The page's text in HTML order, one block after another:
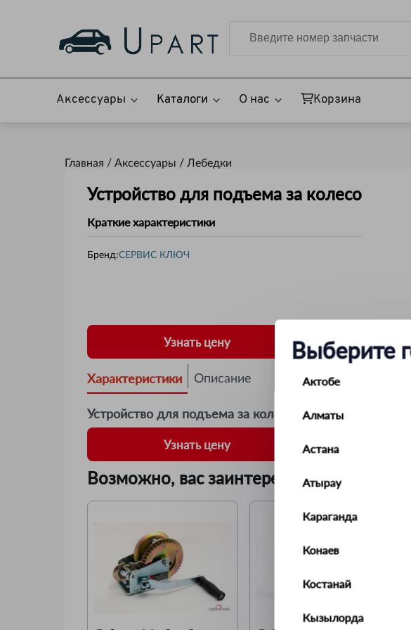
Выберите
Актобе
Алматы
Астана
Атырау
Караганда
Конаев
Костанай
Кызылорда
Аксессуары Каталоги О нас Корзина
Главная / Аксессуары / Лебедки
Устройство для подъема за колесо
Краткие характеристики
Бренд:СЕРВИС КЛЮЧ
Узнать цену
Характеристики Описание
Устройство для подъема за колесо
Узнать цену
Возможно, вас заинтересует